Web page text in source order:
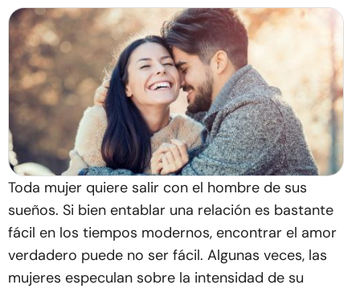
© Copyright 2026. Todos los derechos reservados.
Toda mujer quiere salir con el hombre de sus
sueños. Si bien entablar una relación es bastante
fácil en los tiempos modernos, encontrar el amor
verdadero puede no ser fácil. Algunas veces, las
mujeres especulan sobre la intensidad de su